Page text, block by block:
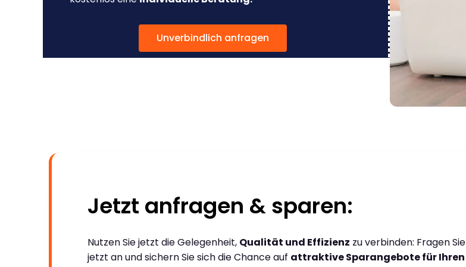
Unverbindlich anfragen
Jetzt anfragen & sparen:
Nutzen Sie jetzt die Gelegenheit, Qualität und Effizienz zu verbinden: Fragen Sie
jetzt an und sichern Sie sich die Chance auf attraktive Sparangebote für Ihren